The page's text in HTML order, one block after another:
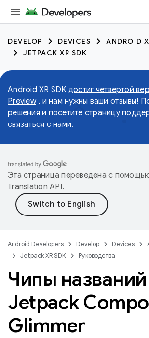
DEVELOP DEVICES
ANDROID
JETPACK XR SDK
Android XR SDK достиг четвертой
Preview, и нам нужны ваши отзывы!
решения и посетите страницу
связаться с нами.
Эта страница переведена с
Translation API.
Android Developers Develop Devices
Jetpack XR SDK
Руководства
Чипы
Jetpack
Glimmer